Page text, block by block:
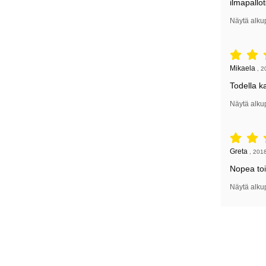
Näytä
Arvostelun
Mikaela
Todella
Näytä
Arvostelun
Greta
Nopea
Näytä